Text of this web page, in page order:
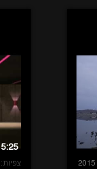
2015
5:25
צפיות: